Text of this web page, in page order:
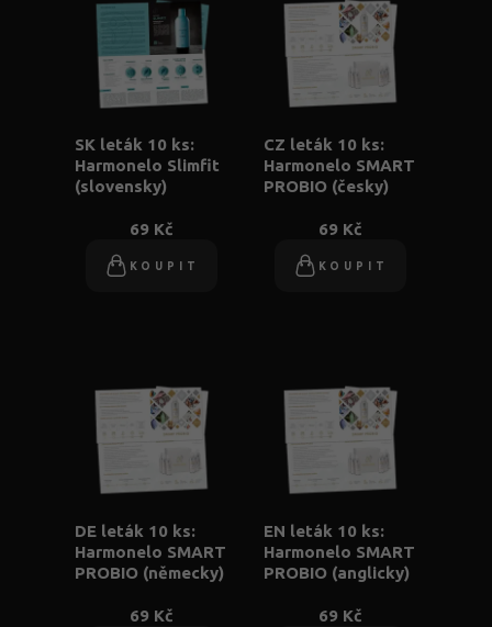
SK leták 10 ks:
Harmonelo Slimfit
(slovensky)
69 Kč
KOUPIT
CZ leták 10 ks:
Harmonelo SMART
PROBIO (česky)
69 Kč
KOUPIT
DE leták 10 ks:
Harmonelo SMART
PROBIO (německy)
69 Kč
EN leták 10 ks:
Harmonelo SMART
PROBIO (anglicky)
69 Kč